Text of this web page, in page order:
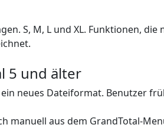
S, M, L und XL. Funktionen,
5 und älter
neues Dateiformat. Benutzer
manuell aus dem GrandTotal-